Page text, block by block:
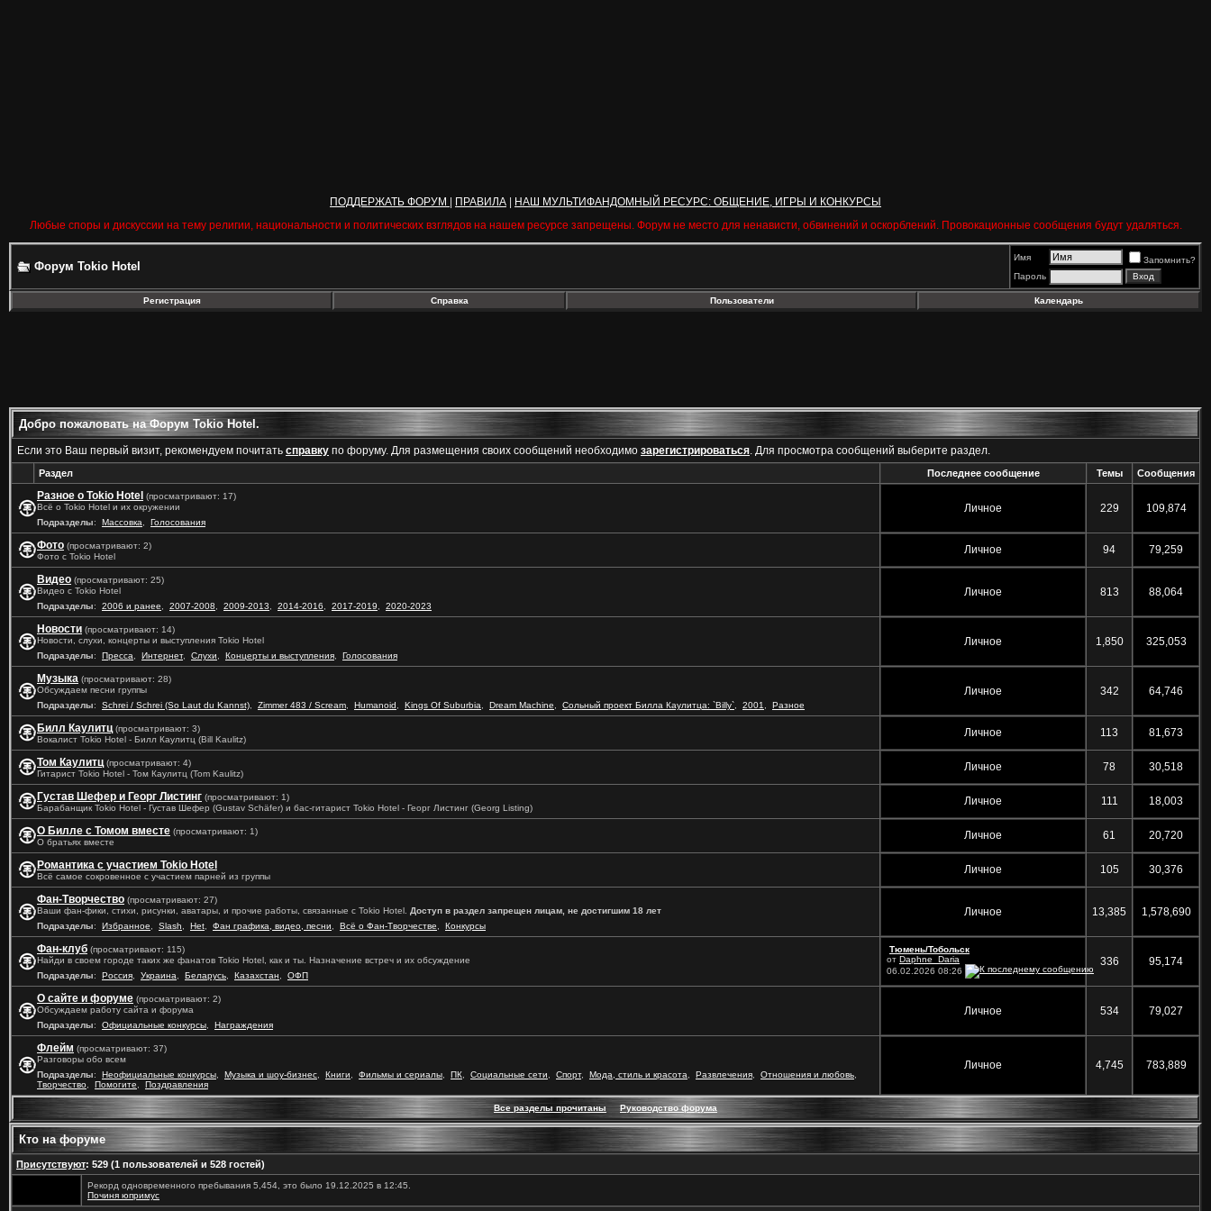
ПОДДЕРЖАТЬ ФОРУМ ПРАВИЛА
НАШ МУЛЬТИФАНДОМНЫЙ РЕСУРС: ОБЩЕНИЕ, ИГРЫ И КОНКУРСЫ
Любые споры и дискуссии на тему религии, национальности и политических взглядов на нашем ресурсе запрещены. Форум не место для ненависти, обвинений и оскорблений. Провокационные сообщения будут удаляться.
Форум Tokio Hotel
Имя
Запомнить?
Пароль
Регистрация Справка Пользователи Календарь
Добро пожаловать на Форум Tokio Hotel.
Если это Ваш первый визит, рекомендуем почитать справку по форуму. Для размещения своих сообщений необходимо зарегистрироваться. Для просмотра сообщений выберите раздел.
Раздел Последнее сообщение Темы Сообщения
Разное о Tokio Hotel (просматривают: 17)
Всё о Tokio Hotel и их окружении
Подразделы: Массовка Голосования
Личное 229 109,874
Фото (просматривают: 2)
Фото с Tokio Hotel
Личное 94 79,259
Видео (просматривают: 25)
Видео с Tokio Hotel
Подразделы: 2006 и ранее 2007-2008 2009-2013 2014-2016 2017-2019 2020-2023
Личное 813 88,064
Новости (просматривают: 14)
Новости, слухи, концерты и выступления Tokio Hotel
Подразделы: Пресса Интернет, Слухи Концерты и выступления Голосования
Личное 1,850 325,053
Музыка (просматривают: 28)
Обсуждаем песни группы
Подразделы: Schrei / Schrei (So Laut du Kannst) Zimmer 483 / Scream Humanoid Kings Of Suburbia Dream Machine Сольный проект Билла Каулитца: `Billy` 2001 Разное
Личное 342 64,746
Билл Каулитц (просматривают: 3)
Вокалист Tokio Hotel - Билл Каулитц (Bill Kaulitz)
Личное 113 81,673
Том Каулитц (просматривают: 4)
Гитарист Tokio Hotel - Том Каулитц (Tom Kaulitz)
Личное 78 30,518
Густав Шефер и Георг Листинг (просматривают: 1)
Барабанщик Tokio Hotel - Густав Шефер (Gustav Schäfer) и бас-гитарист Tokio Hotel - Георг Листинг (Georg Listing)
Личное 111 18,003
О Билле с Томом вместе (просматривают: 1)
О братьях вместе
Личное 61 20,720
Романтика с участием Tokio Hotel
Всё самое сокровенное с участием парней из группы
Личное 105 30,376
Фан-Творчество (просматривают: 27)
Ваши фан-фики, стихи, рисунки, аватары, и прочие работы, связанные с Tokio Hotel. Доступ в раздел запрещен лицам, не достигшим 18 лет
Подразделы: Избранное Slash Het Фан графика, видео, песни Всё о Фан-Творчестве Конкурсы
Личное 13,385 1,578,690
Фан-клуб (просматривают: 115)
Найди в своем городе таких же фанатов Tokio Hotel, как и ты. Назначение встреч и их обсуждение
Подразделы: Россия Украина Беларусь Казахстан ОФП
Тюмень/Тобольск
от Daphne_Daria
06.02.2026 08:26
336 95,174
О сайте и форуме (просматривают: 2)
Обсуждаем работу сайта и форума
Подразделы: Официальные конкурсы Награждения
Личное 534 79,027
Флейм (просматривают: 37)
Разговоры обо всем
Подразделы: Неофициальные конкурсы Музыка и шоу-бизнес Книги Фильмы и сериалы ПК Социальные сети Спорт, Мода, стиль и красота Развлечения Отношения и любовь
Творчество
Помогите Поздравления
Личное 4,745 783,889
Все разделы прочитаны Руководство форума
Кто на форуме
Присутствуют: 529 (1 пользователей и 528 гостей)
Рекорд одновременного пребывания 5,454, это было 19.12.2025 в 12:45.
Починя юпримус